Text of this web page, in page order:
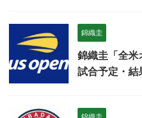
錦織圭
錦織圭「全米
試合予定・結